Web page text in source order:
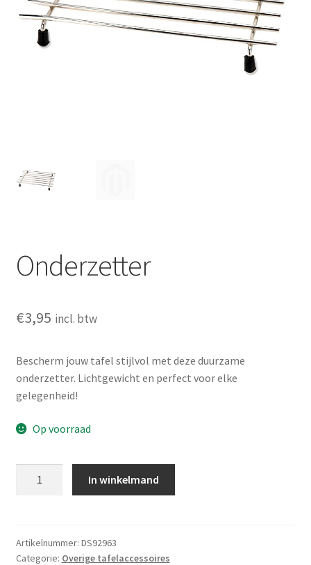
Huishouden
Persoonlijke Verzorging
Onderzetter
€3,95 incl. btw
Bescherm jouw tafel stijlvol met deze duurzame
onderzetter. Lichtgewicht en perfect voor elke
gelegenheid!
Op voorraad
In winkelmand
Artikelnummer: DS92963
Categorie: Overige tafelaccessoires